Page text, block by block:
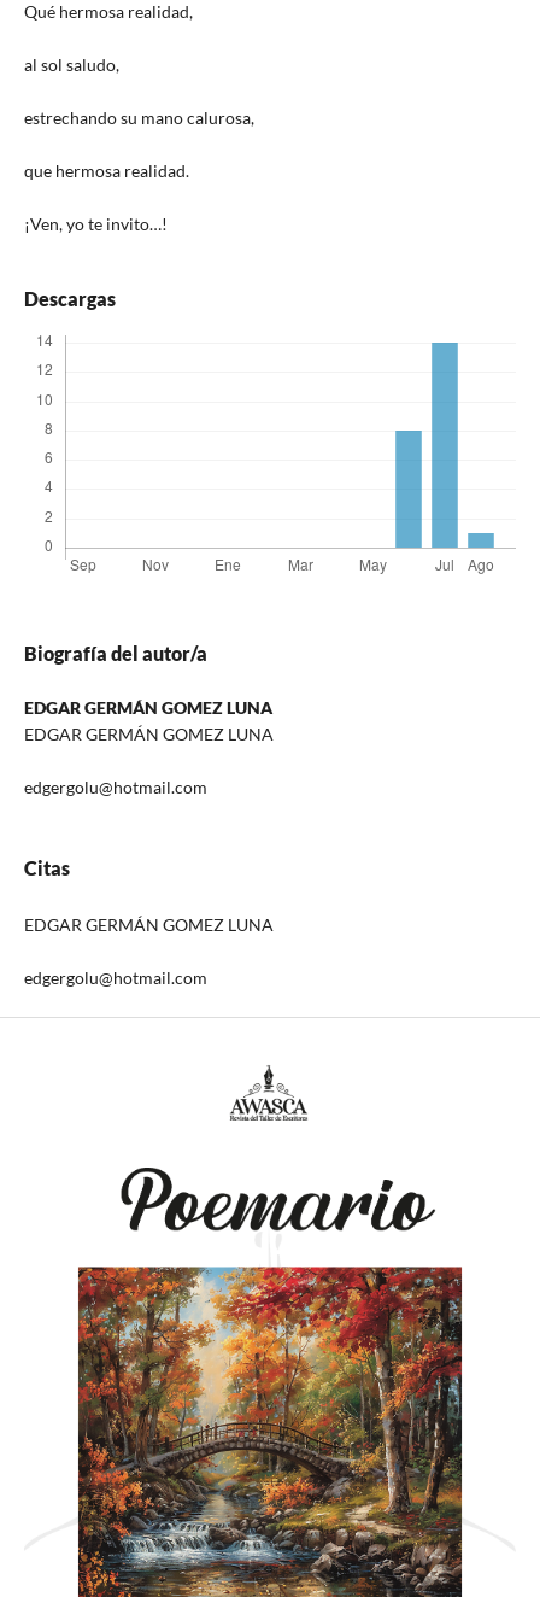
Qué hermosa realidad,
al sol saludo,
estrechando su mano calurosa,
que hermosa realidad.
¡Ven, yo te invito…!
Descargas
Biografía del autor/a
EDGAR GERMÁN GOMEZ LUNA
EDGAR GERMÁN GOMEZ LUNA
edgergolu@hotmail.com
Citas
EDGAR GERMÁN GOMEZ LUNA
edgergolu@hotmail.com